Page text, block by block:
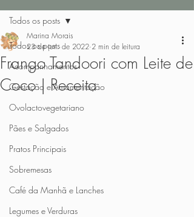
Todos os posts
Acompanhamentos
Gestação e Amamentação
Ovolactovegetariano
Pães e Salgados
Pratos Principais
Sobremesas
Café da Manhã e Lanches
Legumes e Verduras
Todos os posts
Frango Tandoori com Leite de
Coco | Receita
Marina Morais
23 de jun. de 2022 2 min de leitura